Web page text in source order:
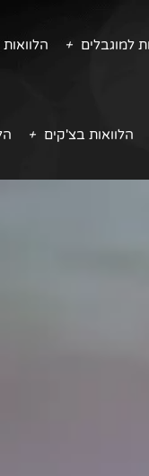
למוגבלים
הלוואות בצ'קים